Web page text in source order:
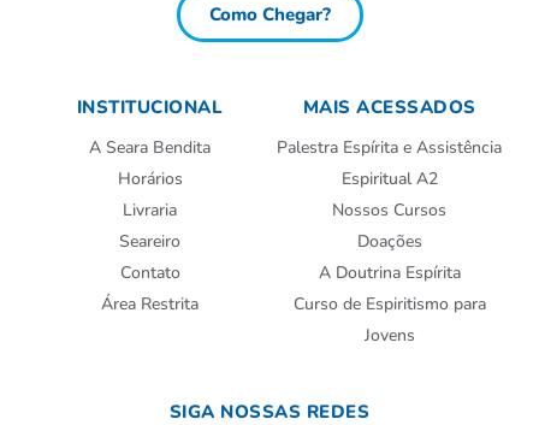
Como Chegar?
INSTITUCIONAL
A Seara Bendita
Horários
Livraria
Seareiro
Contato
Área Restrita
MAIS ACESSADOS
Palestra Espírita e Assistência
Espiritual A2
Nossos Cursos
Doações
A Doutrina Espírita
Curso de Espiritismo para
Jovens
SIGA NOSSAS REDES